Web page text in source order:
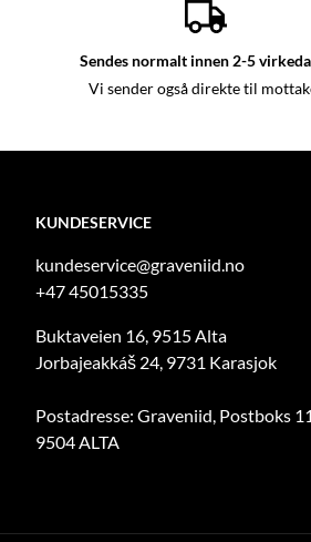
Sendes normalt innen 2-5
Vi sender også direkte til
KUNDESERVICE
kundeservice@graveniid.no
+47 45015335
Buktaveien 16, 9515 Alta
Jorbajeakkáš 24, 9731 Karasjok
Postadresse: Graveniid, Postboks
9504 ALTA